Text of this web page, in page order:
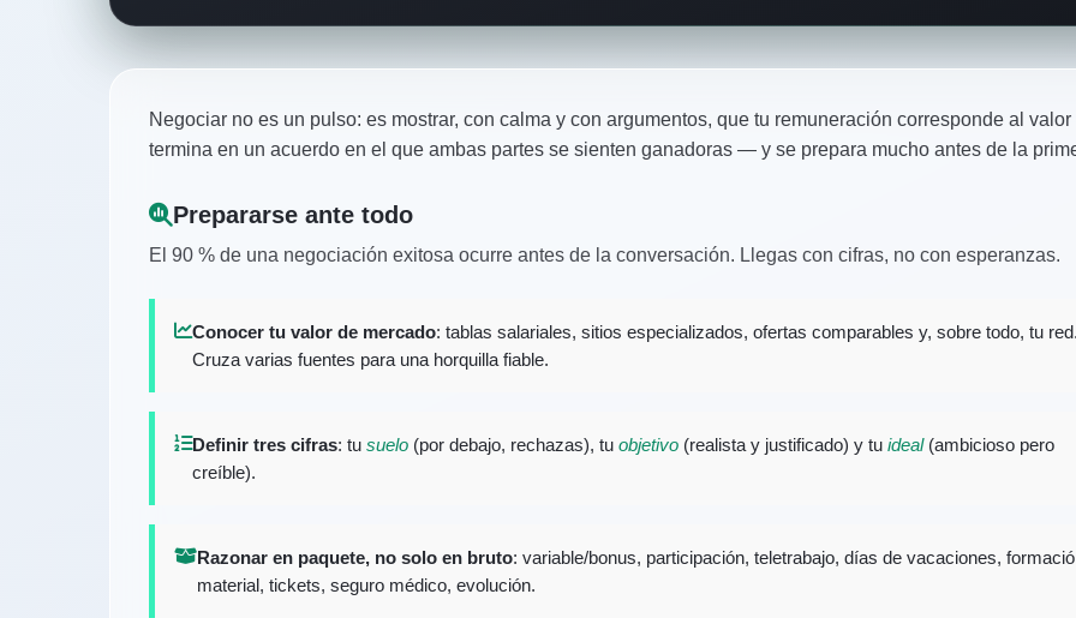
Negociar no es un pulso: es mostrar, con calma y con argumentos, que tu remuneración corresponde al
termina en un acuerdo en el que ambas partes se sienten ganadoras — y se prepara mucho antes de la
Prepararse ante todo
El 90 % de una negociación exitosa ocurre antes de la conversación. Llegas con cifras, no con esperanzas.
Conocer tu valor de mercado: tablas salariales, sitios especializados, ofertas comparables y, sobre todo, tu
Cruza varias fuentes para una horquilla fiable.
Definir tres cifras: tusuelo (por debajo, rechazas), tuobjetivo (realista y justificado) y tuideal(ambicioso pero
creíble).
Razonar en paquete, no solo en bruto: variable/bonus, participación, teletrabajo, días de vacaciones,
material, tickets, seguro médico, evolución.